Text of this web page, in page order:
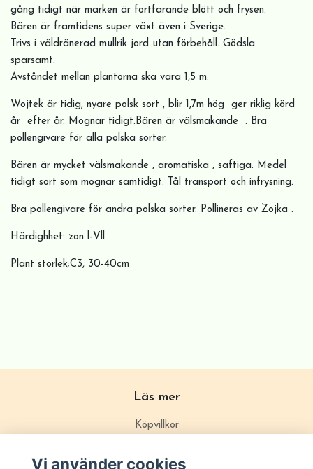
gång tidigt när marken är fortfarande blött och frysen.
Bären är framtidens super växt även i Sverige.
Trivs i väldränerad mullrik jord utan förbehåll. Gödsla
sparsamt.
Avståndet mellan plantorna ska vara 1,5 m.
Wojtek är tidig, nyare polsk sort , blir 1,7m hög ger riklig körd
år efter år. Mognar tidigt.Bären är välsmakande . Bra
pollengivare för alla polska sorter.
Bären är mycket välsmakande , aromatiska , saftiga. Medel
tidigt sort som mognar samtidigt. Tål transport och infrysning.
Bra pollengivare för andra polska sorter. Pollineras av Zojka .
Härdighhet: zon l-Vll
Plant storlek;C3, 30-40cm
Läs mer
Köpvillkor
Kontakta oss
Vi använder cookies